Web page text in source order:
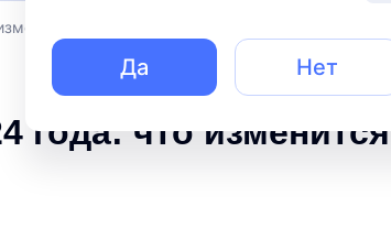
в расчетах
что изменится
Да Нет